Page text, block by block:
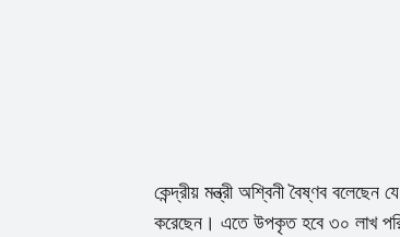
কেন্দ্রীয় মন্ত্রী অশ্বিনী বৈষ্ণব
করেছেন। এতে উপকৃত হবে ৩০ লাখ